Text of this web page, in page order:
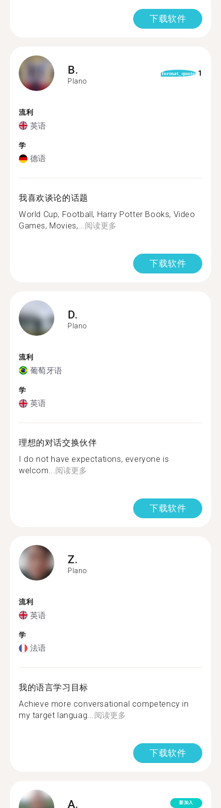
下载软件
B.
Plano
format_quote 1
流利
英语
学
德语
我喜欢谈论的话题
World Cup, Football, Harry Potter Books, Video
Games, Movies,...阅读更多
下载软件
D.
Plano
流利
葡萄牙语
学
英语
理想的对话交换伙伴
I do not have expectations, everyone is
welcom...阅读更多
下载软件
Z.
Plano
流利
英语
学
法语
我的语言学习目标
Achieve more conversational competency in
my target languag...阅读更多
下载软件
A. 新加入